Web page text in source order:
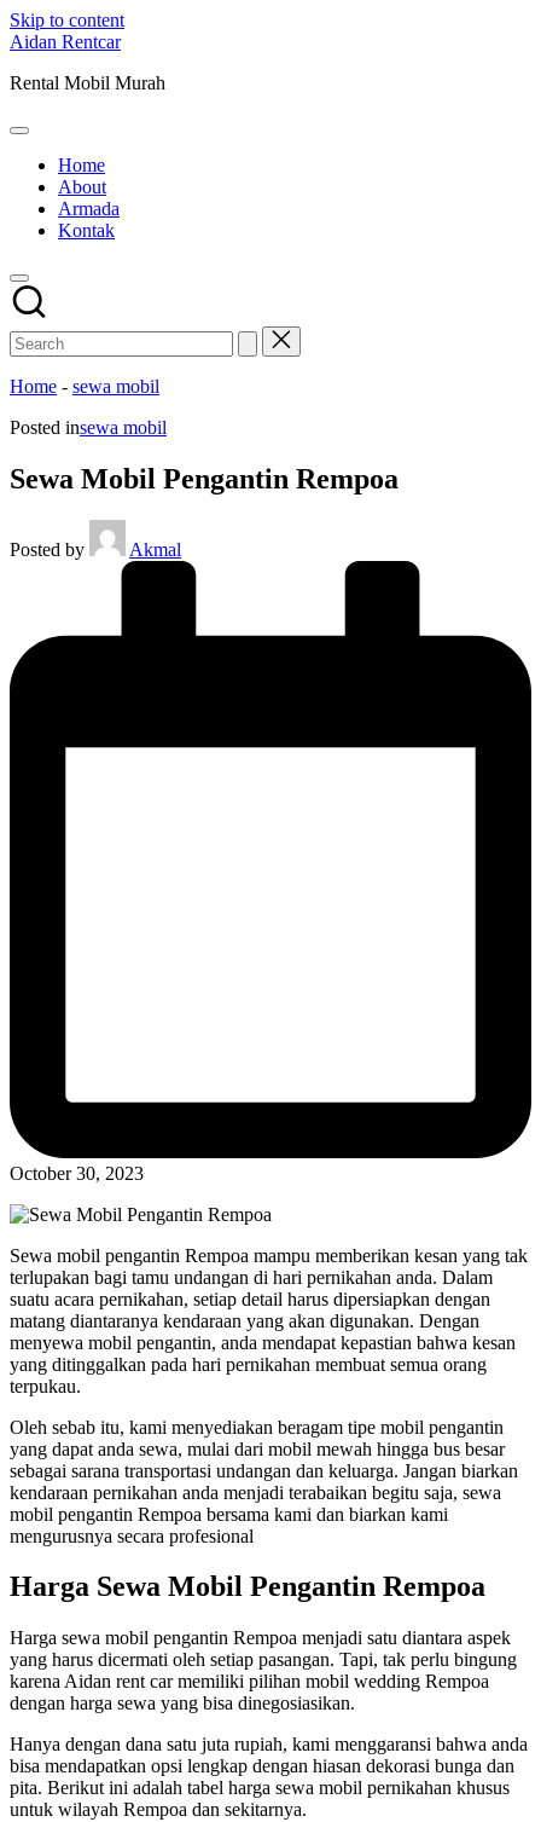
Skip to content
Aidan Rentcar
Rental Mobil Murah
Home
About
Armada
Kontak
Home - sewa mobil
Posted insewa mobil
Sewa Mobil Pengantin Rempoa
Posted by Akmal
October 30, 2023
Sewa mobil pengantin Rempoa mampu memberikan kesan yang tak
terlupakan bagi tamu undangan di hari pernikahan anda. Dalam
suatu acara pernikahan, setiap detail harus dipersiapkan dengan
matang diantaranya kendaraan yang akan digunakan. Dengan
menyewa mobil pengantin, anda mendapat kepastian bahwa kesan
yang ditinggalkan pada hari pernikahan membuat semua orang
terpukau.
Oleh sebab itu, kami menyediakan beragam tipe mobil pengantin
yang dapat anda sewa, mulai dari mobil mewah hingga bus besar
sebagai sarana transportasi undangan dan keluarga. Jangan biarkan
kendaraan pernikahan anda menjadi terabaikan begitu saja, sewa
mobil pengantin Rempoa bersama kami dan biarkan kami
mengurusnya secara profesional
Harga Sewa Mobil Pengantin Rempoa
Harga sewa mobil pengantin Rempoa menjadi satu diantara aspek
yang harus dicermati oleh setiap pasangan. Tapi, tak perlu bingung
karena Aidan rent car memiliki pilihan mobil wedding Rempoa
dengan harga sewa yang bisa dinegosiasikan.
Hanya dengan dana satu juta rupiah, kami menggaransi bahwa anda
bisa mendapatkan opsi lengkap dengan hiasan dekorasi bunga dan
pita. Berikut ini adalah tabel harga sewa mobil pernikahan khusus
untuk wilayah Rempoa dan sekitarnya.